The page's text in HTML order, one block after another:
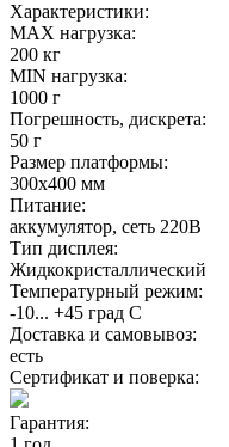
Характеристики:
MAX нагрузка:
200 кг
MIN нагрузка:
1000 г
Погрешность, дискрета:
50 г
Размер платформы:
300х400 мм
Питание:
аккумулятор, сеть 220В
Тип дисплея:
Жидкокристаллический
Температурный режим:
-10... +45 град С
Доставка и самовывоз:
есть
Сертификат и поверка:
Гарантия: